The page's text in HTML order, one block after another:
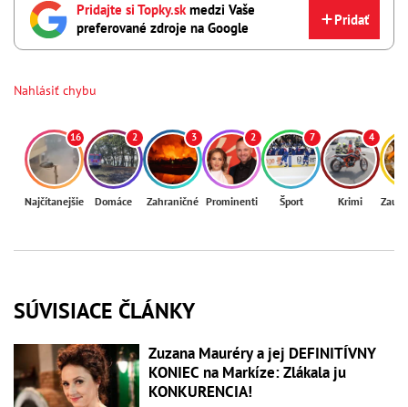
Pridajte si Topky.skmedzi Vaše
preferované zdroje na Google
Pridať
Nahlásiť chybu
16
Najčítanejšie
2
Domáce
3
Zahraničné
2
Prominenti
7
Šport
4
Krimi
SÚVISIACE ČLÁNKY
Zuzana Mauréry a jej DEFINITÍVNY
KONIEC na Markíze: Zlákala ju
KONKURENCIA!